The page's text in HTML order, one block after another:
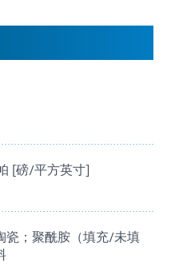
[磅/平方英寸]
瓷；聚酰胺（填充/未填